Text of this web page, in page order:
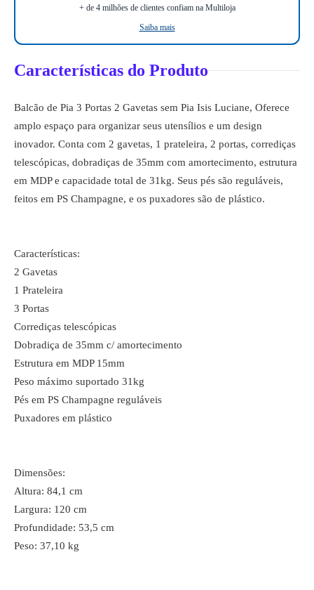
+ de 4 milhões de clientes confiam na Multiloja
Saiba mais
Características do Produto
Balcão de Pia 3 Portas 2 Gavetas sem Pia Isis Luciane, Oferece
amplo espaço para organizar seus utensílios e um design
inovador. Conta com 2 gavetas, 1 prateleira, 2 portas, corrediças
telescópicas, dobradiças de 35mm com amortecimento, estrutura
em MDP e capacidade total de 31kg. Seus pés são reguláveis,
feitos em PS Champagne, e os puxadores são de plástico.
Características:
2 Gavetas
1 Prateleira
3 Portas
Corrediças telescópicas
Dobradiça de 35mm c/ amortecimento
Estrutura em MDP 15mm
Peso máximo suportado 31kg
Pés em PS Champagne reguláveis
Puxadores em plástico
Dimensões:
Altura: 84,1 cm
Largura: 120 cm
Profundidade: 53,5 cm
Peso: 37,10 kg